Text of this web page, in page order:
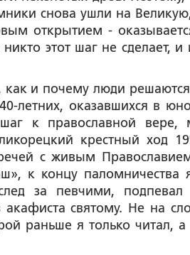
снова ушли на
открытием -
этот шаг не сделает, и
как и почему люди
летних, оказавшихся в
к православной
крестный ход
с живым
к концу паломничества
за певчими, подпевал
святому. Не на
раньше я только читал, а